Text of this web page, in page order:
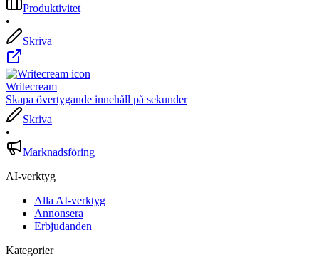
Produktivitet
•
Skriva
Writecream
Skapa övertygande innehåll på sekunder
Skriva
•
Marknadsföring
AI-verktyg
Alla AI-verktyg
Annonsera
Erbjudanden
Kategorier